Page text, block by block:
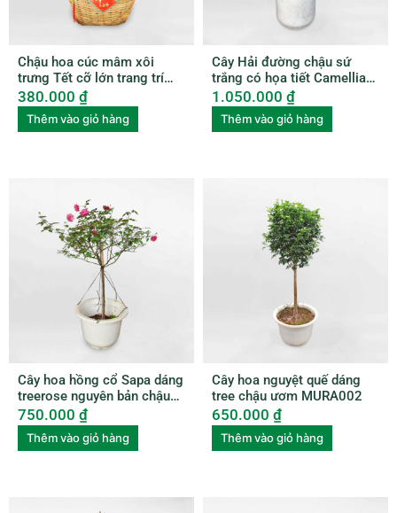
Chậu hoa cúc mâm xôi
trưng Tết cỡ lớn trang trí
xọt tre HCMX001
380.000 ₫
Thêm vào giỏ hàng
Cây Hải đường chậu sứ
trắng có họa tiết Camellia
amplexicaulis CAME001
1.050.000 ₫
Thêm vào giỏ hàng
Cây hoa hồng cổ Sapa dáng
treerose nguyên bản chậu
nhựa ROSE005
750.000 ₫
Thêm vào giỏ hàng
Cây hoa nguyệt quế dáng
tree chậu ươm MURA002
650.000 ₫
Thêm vào giỏ hàng